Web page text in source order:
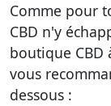
Comme pour
CBD n'y
boutique CBD
vous
dessous :